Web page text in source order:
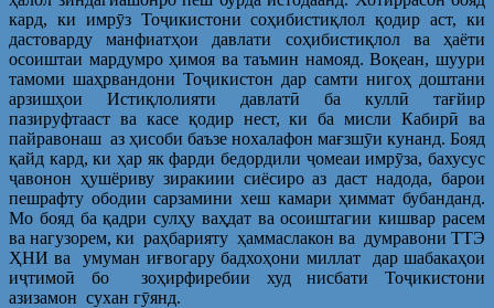
кард, ки имрӯз Тоҷикистони соҳибистиқлол қодир аст, ки
дастоварду манфиатҳои давлати соҳибистиқлол ва ҳаёти
осоиштаи мардумро ҳимоя ва таъмин намояд. Воқеан, шуури
тамоми шаҳрвандони Тоҷикистон дар самти нигоҳ доштани
арзишҳои Истиқлолияти давлатӣ ба куллӣ тағйир
пазируфтааст ва касе қодир нест, ки ба мисли Кабирӣ ва
пайравонаш аз ҳисоби баъзе нохалафон мағзшӯи кунанд. Бояд
қайд кард, ки ҳар як фарди бедордили ҷомеаи имрӯза, бахусус
ҷавонон ҳушёриву зиракиии сиёсиро аз даст надода, барои
пешрафту ободии сарзамини хеш камари ҳиммат бубанданд.
Мо бояд ба қадри сулҳу ваҳдат ва осоиштагии кишвар расем
ва нагузорем, ки раҳбарияту ҳаммаслакон ва думравони ТТЭ
ҲНИ ва умуман иғвогару бадхоҳони миллат дар шабакаҳои
иҷтимоӣ бо зоҳирфиребии худ нисбати Тоҷикистони
азизамон сухан гӯянд.